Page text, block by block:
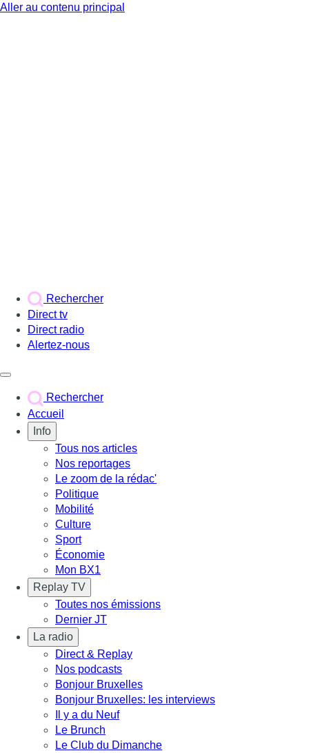
Aller au contenu principal
Rechercher
Direct tv
Direct radio
Alertez-nous
Rechercher
Accueil
Info
Tous nos articles
Nos reportages
Le zoom de la rédac'
Politique
Mobilité
Culture
Sport
Économie
Mon BX1
Replay TV
Toutes nos émissions
Dernier JT
La radio
Direct & Replay
Nos podcasts
Bonjour Bruxelles
Bonjour Bruxelles: les interviews
Il y a du Neuf
Le Brunch
Le Club du Dimanche